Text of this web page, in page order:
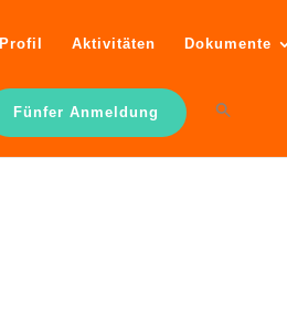
Profil Aktivitäten Dokumente
Fünfer Anmeldung